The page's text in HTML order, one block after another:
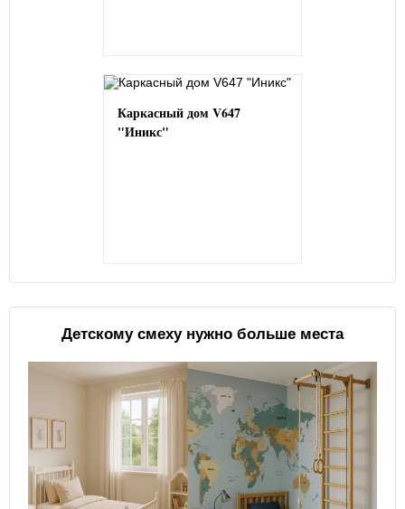
Каркасный дом V647
"Иникс"
Детскому смеху нужно больше места